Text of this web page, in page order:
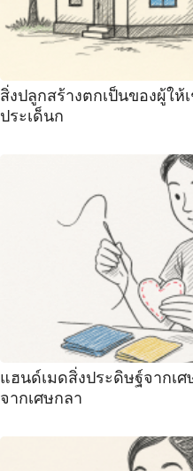
สิ่งปลูกสร้างตกเป็นของผู้ให้
ประเด็นก
แฮนด์เมดสิ่งประดิษฐ์จากเ
จากเศษกลา